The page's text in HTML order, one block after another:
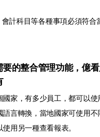
計科目等各種事項必須符合
要的整合管理功能，億
家，有多少員工，都可以使
語言轉換，當地國家可使用不
用另一種查看報表。